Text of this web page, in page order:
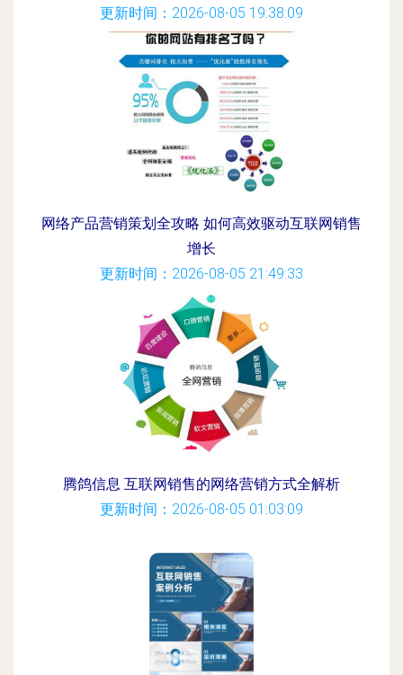
更新时间：2026-08-05 19:38:09
网络产品营销策划全攻略 如何高效驱动互联网销售
增长
更新时间：2026-08-05 21:49:33
腾鸽信息 互联网销售的网络营销方式全解析
更新时间：2026-08-05 01:03:09